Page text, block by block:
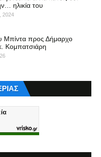
ηλικία του
2024
Μπίντα προς Δήμαρχο
Κομπατσιάρη